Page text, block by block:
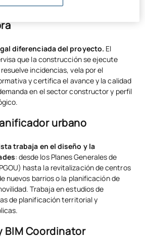
diferenciada del proyecto. El
que la construcción se ejecute
incidencias, vela por el
y certifica el avance y la calidad
en el sector constructor y perfil
urbano
trabaja en el diseño y la
: desde los Planes Generales de
hasta la revitalización de centros
nuevos barrios o la planificación de
Trabaja en estudios de
de planificación territorial y
BIM Coordinator